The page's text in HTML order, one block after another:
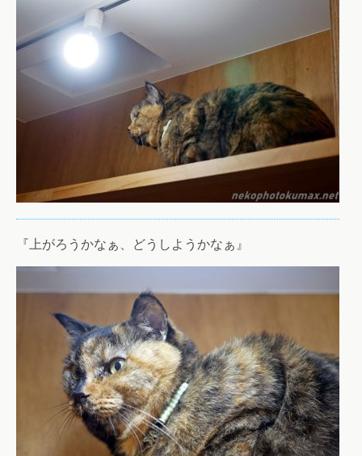
『上がろうかなぁ、どうしようかなぁ』